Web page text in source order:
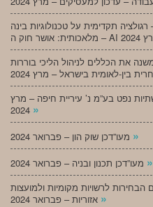
רגולציה תקדימית על טכנולוגיות בינה
את הכללים לניהול הליכי בוררות
נפט בע”מ נ’ עיריית חיפה – מרץ
»
»
»
הבחירות לרשויות מקומיות ולמועצות
»